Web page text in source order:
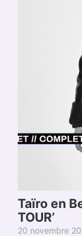
Taïro en
TOUR’
20 novembre